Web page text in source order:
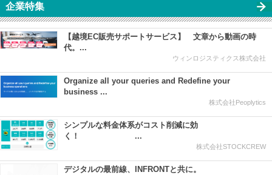
企業特集
【越境EC販売サポートサービス】 文章から動画の時
代。...
ウィンロジスティクス株式会社
Organize all your queries and Redefine your
business ...
株式会社Peoplytics
シンプルな料金体系がコスト削減に効
く！ ...
株式会社STOCKCREW
デジタルの最前線、INFRONTと共に。